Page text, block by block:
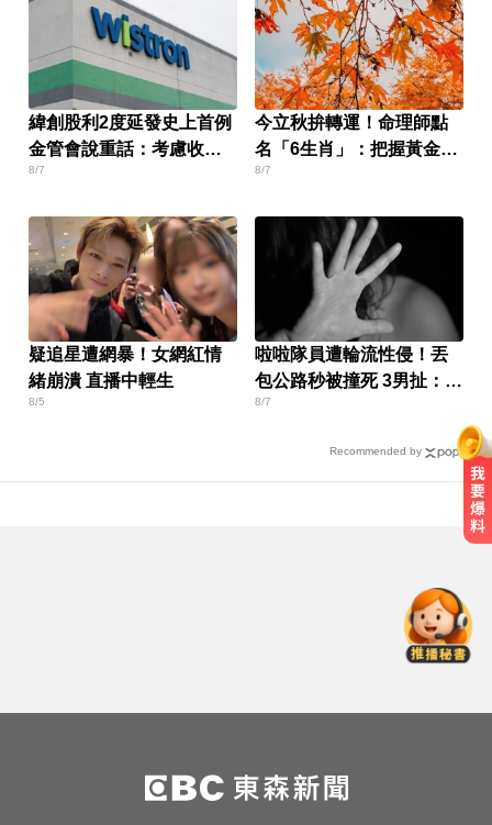
緯創股利2度延發史上首例
金管會說重話：考慮收回
股務自辦
8/7
今立秋拚轉運！命理師點
名「6生肖」：把握黃金7
天
8/7
疑追星遭網暴！女網紅情
緒崩潰 直播中輕生
8/5
啦啦隊員遭輪流性侵！丟
包公路秒被撞死 3男扯：她
自願的
8/7
Recommended by
祭「二戰後最大攻擊」
亞運／鐵人好手江典祐期待亞運 用
動漫名言激勵自己